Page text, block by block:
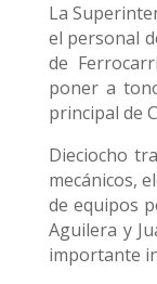
La
el personal
de
poner a
principal de
Dieciocho
mecánicos,
de equipos
Aguilera y
importante